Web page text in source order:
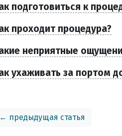
подготовиться к
проходит процедура?
неприятные
ухаживать за портом
← предыдущая статья